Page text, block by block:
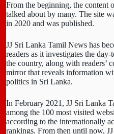
From the beginning, the content
talked about by many. The site
in 2020 and was published.
JJ Sri Lanka Tamil News has
readers as it investigates the
the country, along with readers’
mirror that reveals information
politics in Sri Lanka.
In February 2021, JJ Sri Lanka
among the 100 most visited
according to the internationally
rankings. From then until now,